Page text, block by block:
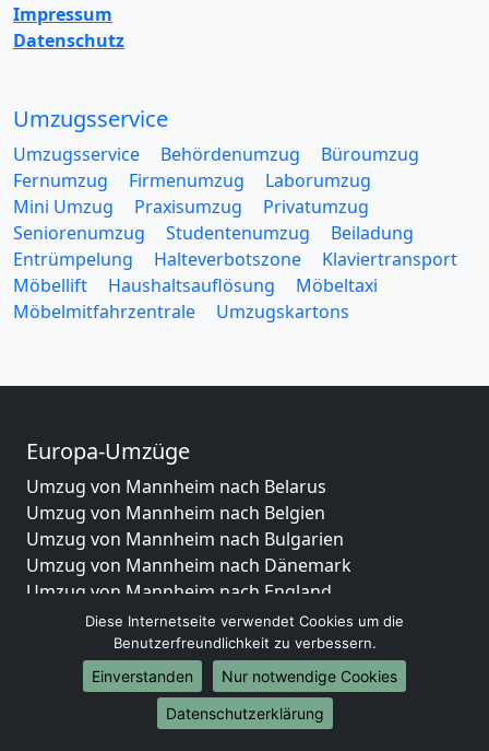
Impressum
Datenschutz
Umzugsservice
Umzugsservice Behördenumzug
Büroumzug
Fernumzug
Firmenumzug
Laborumzug
Mini Umzug
Praxisumzug
Privatumzug
Seniorenumzug
Studentenumzug
Beiladung
Entrümpelung
Halteverbotszone
Klaviertransport
Möbellift
Haushaltsauflösung
Möbeltaxi
Möbelmitfahrzentrale
Umzugskartons
Europa-Umzüge
Umzug von Mannheim nach Belarus
Umzug von Mannheim nach Belgien
Umzug von Mannheim nach Bulgarien
Umzug von Mannheim nach Dänemark
Umzug von Mannheim nach England
Umzug von Mannheim nach Portugal
Umzug von Mannheim nach Bosnien
und Herzegowina
Umzug von Mannheim nach Irland
Umzug von Mannheim nach Lettland
Diese Internetseite verwendet Cookies um die
Benutzerfreundlichkeit zu verbessern.
Einverstanden
Nur notwendige Cookies
Datenschutzerklärung